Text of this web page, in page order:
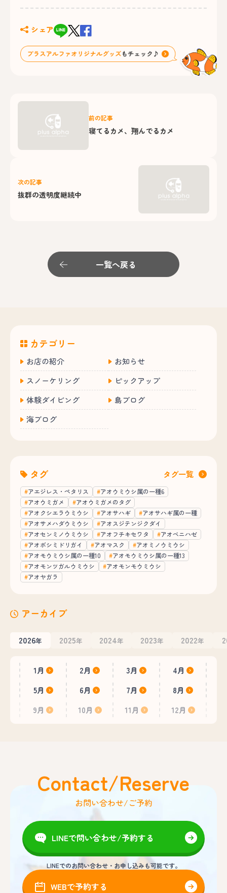
シェア
前の記事
寝てるカメ、翔んでるカメ
次の記事
抜群の透明度継続中
一覧へ戻る
カテゴリー
お店の紹介
お知らせ
スノーケリング
ピックアップ
体験ダイビング
島ブログ
海ブログ
タグ タグ一覧
アエジレス・ペタリス
アオウミウシ属の一種6
アオウミガメ
アオウミガメのタグ
アオクシエラウミウシ
アオサハギ
アオサハギ属の一種
アオサメハダウミウシ
アオスジテンジクダイ
アオセンミノウミウシ
アオフチキセワタ
アオベニハゼ
アオボシミドリガイ
アオマスク
アオミノウミウシ
アオモウミウシ属の一種10
アオモウミウシ属の一種13
アオモンツガルウミウシ
アオモンモウミウシ
アオヤガラ
アーカイブ
2026年 2025年 2024年 2023年 2022年
1月 2月 3月
4月
5月
6月 7月
8月
9月
10月 11月 12月
Contact/Reserve
お問い合わせ/ご予約
LINEで問い合わせ/予約する
LINEでのお問い合わせ・お申し込みも可能です。
WEBで予約する